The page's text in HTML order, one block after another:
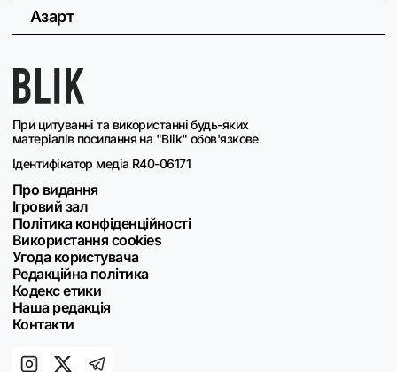
При цитуванні та використанні будь-яких
матеріалів посилання на "Blik" обов'язкове
Ідентифікатор медіа R40-06171
Про видання
Ігровий зал
Політика конфіденційності
Використання cookies
Угода користувача
Редакційна політика
Кодекс етики
Наша редакція
Контакти
Азарт